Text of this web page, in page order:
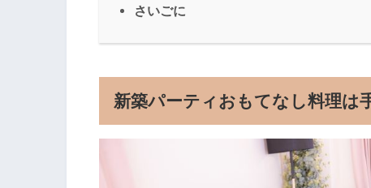
さいごに
新築パーティおもてなし料理は